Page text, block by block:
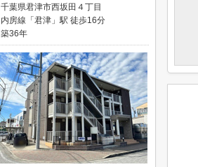
千葉県君津市西坂田４丁目
内房線「君津」駅 徒歩16分
築36年